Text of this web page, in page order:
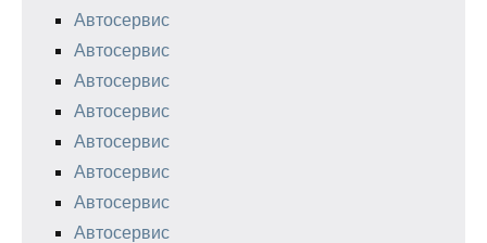
Автосервис
Автосервис
Автосервис
Автосервис
Автосервис
Автосервис
Автосервис
Автосервис